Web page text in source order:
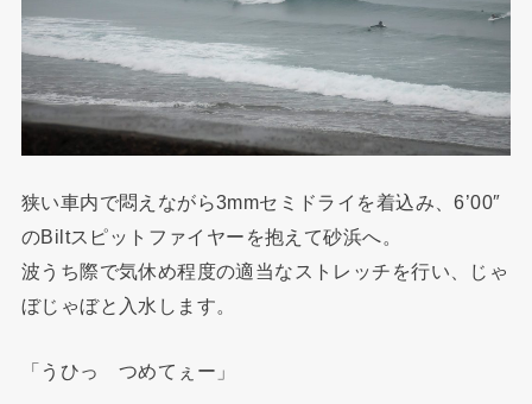
狭い車内で悶えながら3mmセミドライを着込み、6’00″
のBiltスピットファイヤーを抱えて砂浜へ。
波うち際で気休め程度の適当なストレッチを行い、じゃ
ぼじゃぼと入水します。
「うひっ つめてぇー」